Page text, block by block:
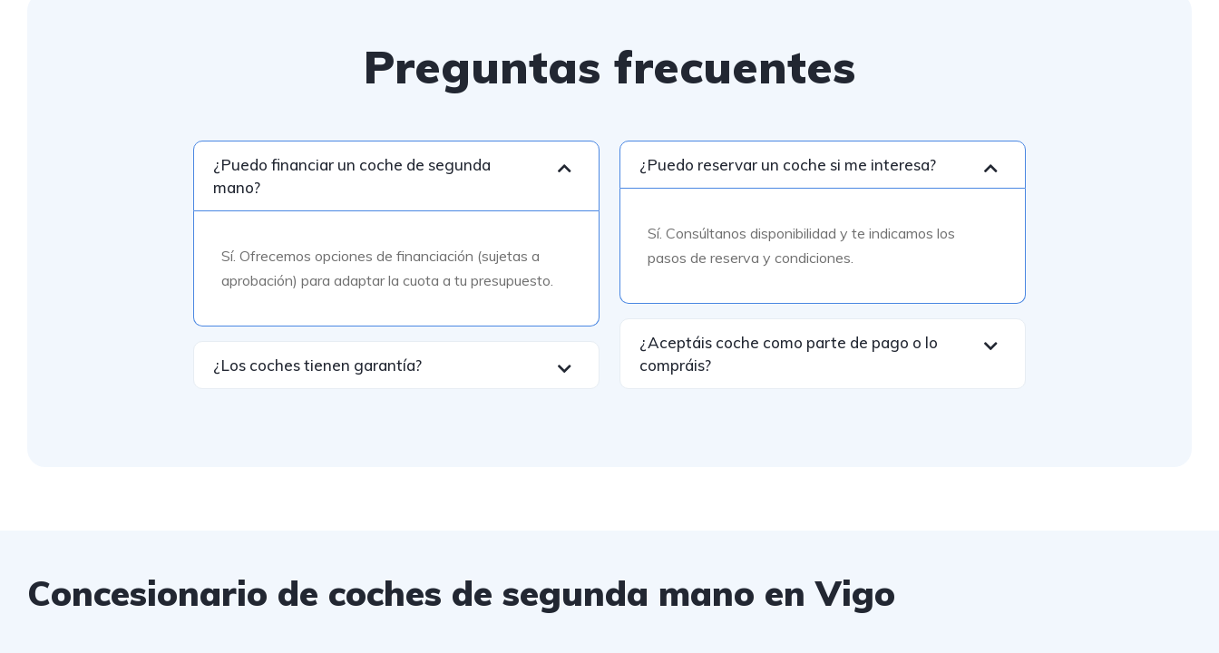
Preguntas frecuentes
¿Puedo financiar un coche de segunda
mano?
Sí. Ofrecemos opciones de financiación (sujetas a
aprobación) para adaptar la cuota a tu presupuesto.
¿Los coches tienen garantía?
¿Puedo reservar un coche si me interesa?
Sí. Consúltanos disponibilidad y te indicamos los
pasos de reserva y condiciones.
¿Aceptáis coche como parte de pago o lo
compráis?
Concesionario de coches de segunda mano en Vigo